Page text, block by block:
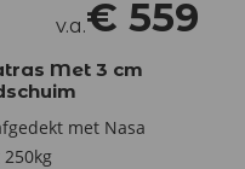
v.a.€ 559
Met 3 cm
met Nasa